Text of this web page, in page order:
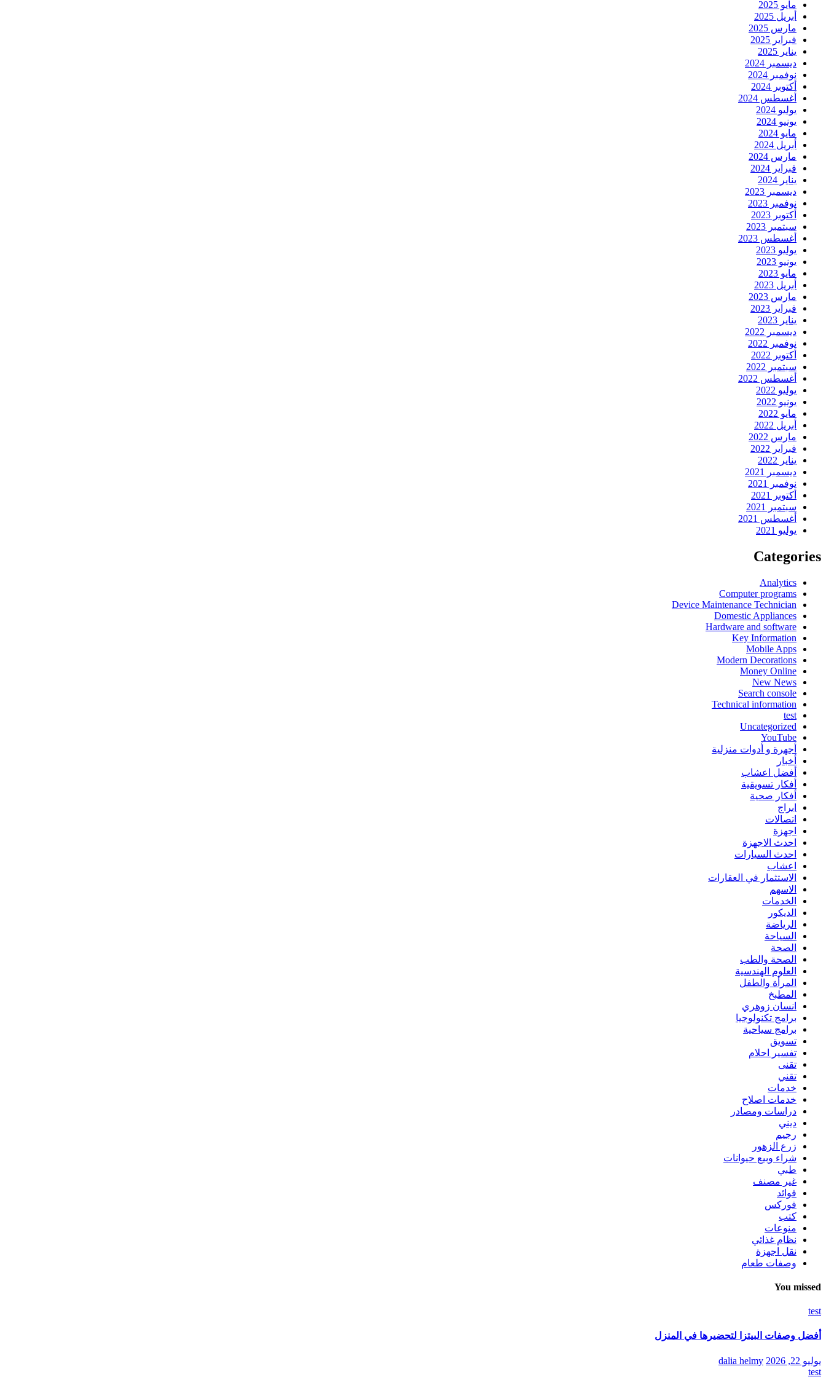
مايو 2025
أبريل 2025
مارس 2025
فبراير 2025
يناير 2025
ديسمبر 2024
نوفمبر 2024
أكتوبر 2024
أغسطس 2024
يوليو 2024
يونيو 2024
مايو 2024
أبريل 2024
مارس 2024
فبراير 2024
يناير 2024
ديسمبر 2023
نوفمبر 2023
أكتوبر 2023
سبتمبر 2023
أغسطس 2023
يوليو 2023
يونيو 2023
مايو 2023
أبريل 2023
مارس 2023
فبراير 2023
يناير 2023
ديسمبر 2022
نوفمبر 2022
أكتوبر 2022
سبتمبر 2022
أغسطس 2022
يوليو 2022
يونيو 2022
مايو 2022
أبريل 2022
مارس 2022
فبراير 2022
يناير 2022
ديسمبر 2021
نوفمبر 2021
أكتوبر 2021
سبتمبر 2021
أغسطس 2021
يوليو 2021
Categories
Analytics
Computer programs
Device Maintenance Technician
Domestic Appliances
Hardware and software
Key Information
Mobile Apps
Modern Decorations
Money Online
New News
Search console
Technical information
test
Uncategorized
YouTube
أجهرة و أدوات منزلية
أخبار
أفضل اعشاب
أفكار تسويقية
أفكار صحية
ابراج
اتصالات
اجهزة
احدث الاجهزة
احدث السيارات
اعشاب
الاستثمار في العقارات
الاسهم
الخدمات
الديكور
الرياضة
السياحة
الصحة
الصحة والطب
العلوم الهندسية
المرأة والطفل
المطبخ
انسان زوهري
برامج تكنولوجيا
برامج سياحية
تسويق
تفسير احلام
تقنى
تقني
خدمات
خدمات اصلاح
دراسات ومصادر
ديني
رجيم
زرع الزهور
شراء وبيع حيوانات
طبي
غير مصنف
فوائد
فوركس
كتب
منوعات
نظام غذائي
نقل اجهزة
وصفات طعام
You missed
test
أفضل وصفات البيتزا لتحضيرها في المنزل
يوليو 22, 2026
dalia helmy
test